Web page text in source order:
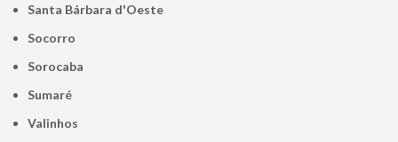
Santa Bárbara d'Oeste
Socorro
Sorocaba
Sumaré
Valinhos